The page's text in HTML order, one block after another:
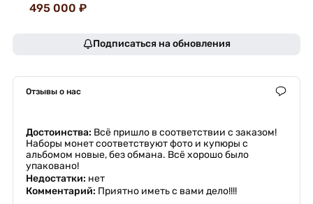
495 000 ₽
Подписаться на обновления
Отзывы о нас
Достоинства: Всё пришло в соответствии с заказом!
Наборы монет соответствуют фото и купюры с
альбомом новые, без обмана. Всё хорошо было
упаковано!
Недостатки: нет
Комментарий: Приятно иметь с вами дело!!!!